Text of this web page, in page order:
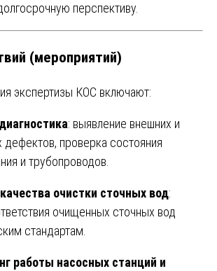
перспективу.
(мероприятий)
экспертизы КОС включают:
: выявление внешних и
дефектов, проверка состояния
и трубопроводов.
очистки сточных вод:
очищенных сточных вод
стандартам.
работы насосных станций и